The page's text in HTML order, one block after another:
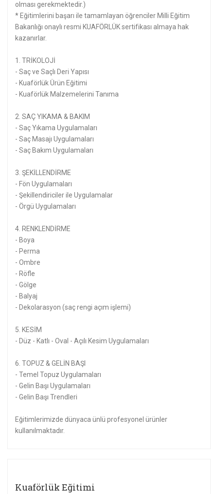
olması gerekmektedir.)
* Eğitimlerini başarı ile tamamlayan öğrenciler Milli Eğitim
Bakanlığı onaylı resmi KUAFÖRLÜK sertifikası almaya hak
kazanırlar.
1. TRİKOLOJİ
- Saç ve Saçlı Deri Yapısı
- Kuaförlük Ürün Eğitimi
- Kuaförlük Malzemelerini Tanıma
2. SAÇ YIKAMA & BAKIM
- Saç Yıkama Uygulamaları
- Saç Masajı Uygulamaları
- Saç Bakım Uygulamaları
3. ŞEKİLLENDİRME
- Fön Uygulamaları
- Şekillendiriciler ile Uygulamalar
- Örgü Uygulamaları
4. RENKLENDİRME
- Boya
- Perma
- Ombre
- Röfle
- Gölge
- Balyaj
- Dekolarasyon (saç rengi açım işlemi)
5. KESİM
- Düz - Katlı - Oval - Açılı Kesim Uygulamaları
6. TOPUZ & GELİN BAŞI
- Temel Topuz Uygulamaları
- Gelin Başı Uygulamaları
- Gelin Başı Trendleri
Eğitimlerimizde dünyaca ünlü profesyonel ürünler
kullanılmaktadır.
Kuaförlük Eğitimi